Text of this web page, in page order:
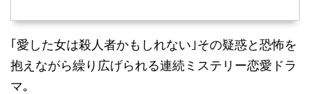
｢愛した女は殺人者かもしれない｣その疑惑と恐怖を
抱えながら繰り広げられる連続ミステリー恋愛ドラ
マ｡